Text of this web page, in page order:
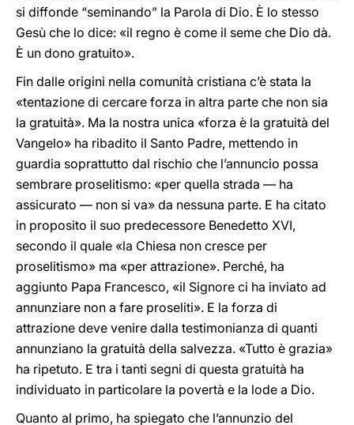
si diffonde “seminando” la Parola di Dio. È lo stesso
Gesù che lo dice: «il regno è come il seme che Dio dà.
È un dono gratuito».
Fin dalle origini nella comunità cristiana c’è stata la
«tentazione di cercare forza in altra parte che non sia
la gratuità». Ma la nostra unica «forza è la gratuità del
Vangelo» ha ribadito il Santo Padre, mettendo in
guardia soprattutto dal rischio che l’annuncio possa
sembrare proselitismo: «per quella strada — ha
assicurato — non si va» da nessuna parte. E ha citato
in proposito il suo predecessore Benedetto XVI,
secondo il quale «la Chiesa non cresce per
proselitismo» ma «per attrazione». Perché, ha
aggiunto Papa Francesco, «il Signore ci ha inviato ad
annunziare non a fare proseliti». E la forza di
attrazione deve venire dalla testimonianza di quanti
annunziano la gratuità della salvezza. «Tutto è grazia»
ha ripetuto. E tra i tanti segni di questa gratuità ha
individuato in particolare la povertà e la lode a Dio.
Quanto al primo, ha spiegato che l’annunzio del